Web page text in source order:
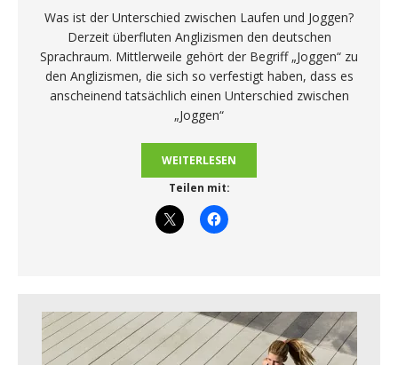
Was ist der Unterschied zwischen Laufen und Joggen?
Derzeit überfluten Anglizismen den deutschen
Sprachraum. Mittlerweile gehört der Begriff „Joggen“ zu
den Anglizismen, die sich so verfestigt haben, dass es
anscheinend tatsächlich einen Unterschied zwischen
„Joggen“
WEITERLESEN
Teilen mit: